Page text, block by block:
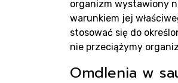
organizm wystawiony
warunkiem jej
stosować się do
nie przeciążymy
Omdlenia w